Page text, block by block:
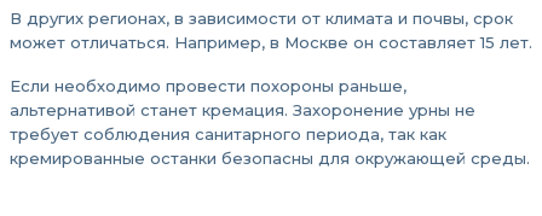
В других регионах, в зависимости от климата и почвы, срок
может отличаться. Например, в Москве он составляет 15 лет.
Если необходимо провести похороны раньше,
альтернативой станет кремация. Захоронение урны не
требует соблюдения санитарного периода, так как
кремированные останки безопасны для окружающей среды.